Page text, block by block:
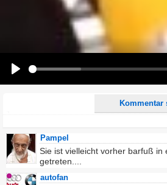
Kommentar
Alle HTML-Tags außer <br>, <strike> und <i> werden
URLs werden automatisch umgewandelt. Bitte
Ich möchte eine E-Mail, wenn auf dieser
Pampel
Sie ist vielleicht vorher barfuß in
getreten....
autofan